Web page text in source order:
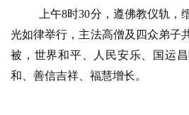
上午8时30分，遵佛教仪轨，
光如律举行，主法高僧及四众弟子
被，世界和平、人民安乐、国运
和、善信吉祥、福慧增长。